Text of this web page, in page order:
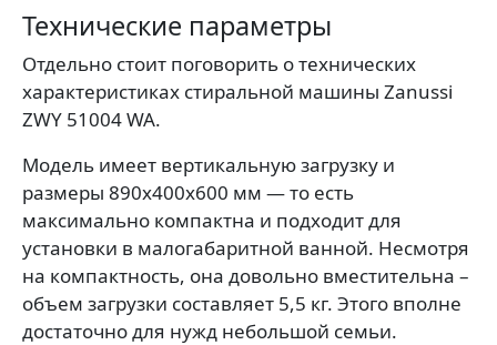
Технические параметры
Отдельно стоит поговорить о технических
характеристиках стиральной машины Zanussi
ZWY 51004 WA.
Модель имеет вертикальную загрузку и
размеры 890x400x600 мм — то есть
максимально компактна и подходит для
установки в малогабаритной ванной. Несмотря
на компактность, она довольно вместительна –
объем загрузки составляет 5,5 кг. Этого вполне
достаточно для нужд небольшой семьи.